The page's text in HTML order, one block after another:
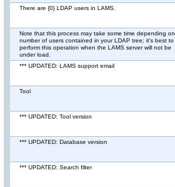
There are {0} LDAP users in LAMS.
Note that this process may take some time depending
number of users contained in your LDAP tree; it's best to
perform this operation when the LAMS server will not be
under load.
*** UPDATED: LAMS support email
Tool
*** UPDATED: Tool version
*** UPDATED: Database version
*** UPDATED: Search filter